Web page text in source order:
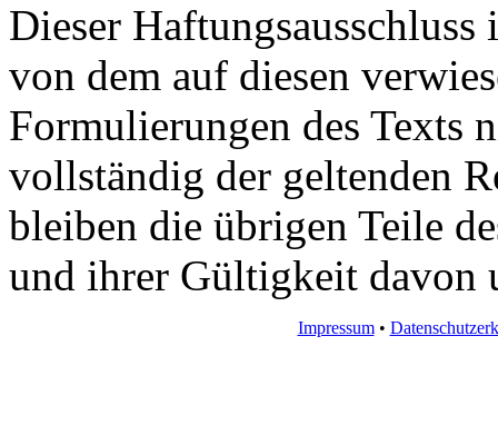
Dieser Haftungsausschluss
von dem auf diesen
Formulierungen des Texts
vollständig der geltenden
bleiben die übrigen Teile
und ihrer Gültigkeit davon
Impressum•